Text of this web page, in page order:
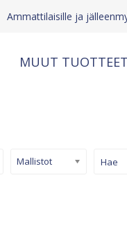
Ammattilaisille ja
MUUT TUOTTEET
Mallistot